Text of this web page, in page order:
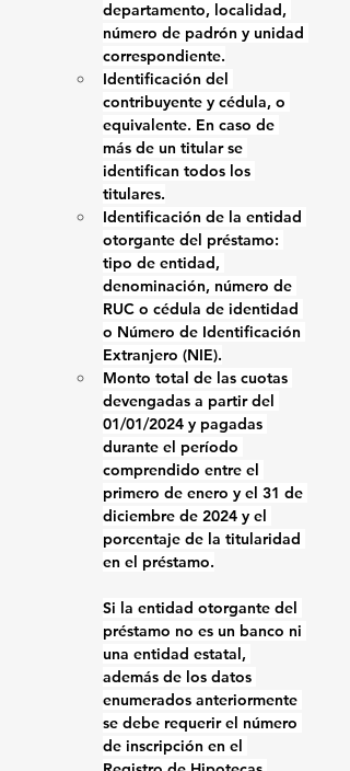
departamento, localidad,
número de padrón y unidad
correspondiente.
Identificación del
contribuyente y cédula, o
equivalente. En caso de
más de un titular se
identifican todos los
titulares.
Identificación de la entidad
otorgante del préstamo:
tipo de entidad,
denominación, número de
RUC o cédula de identidad
o Número de Identificación
Extranjero (NIE).
Monto total de las cuotas
devengadas a partir del
01/01/2024 y pagadas
durante el período
comprendido entre el
primero de enero y el 31 de
diciembre de 2024 y el
porcentaje de la titularidad
en el préstamo.
Si la entidad otorgante del
préstamo no es un banco ni
una entidad estatal,
además de los datos
enumerados anteriormente
se debe requerir el número
de inscripción en el